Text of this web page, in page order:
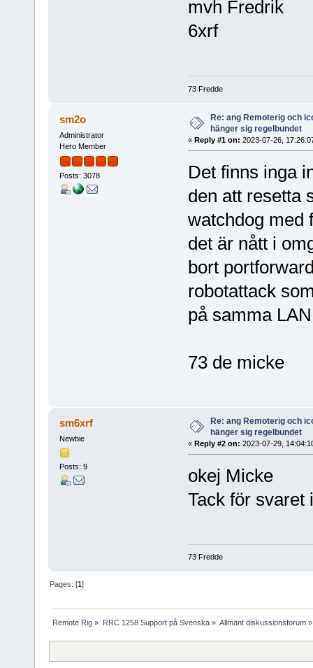
mvh Fredrik
6xrf
73 Fredde
sm2o
Administrator
Hero Member
Posts: 3078
Re: ang Remoterig och
hänger sig regelbundet
« Reply #1 on: 2023-07-26,
Det finns inga
den att resetta
watchdog med
det är nått i
bort
robotattack
på samma
73 de micke
sm6xrf
Newbie
Posts: 9
Re: ang Remoterig och
hänger sig regelbundet
« Reply #2 on: 2023-07-29,
okej Micke
Tack för
73 Fredde
Pages: [1]
Remote Rig » RRC 1258 Support på Svenska» Allmänt diskussionsforum»